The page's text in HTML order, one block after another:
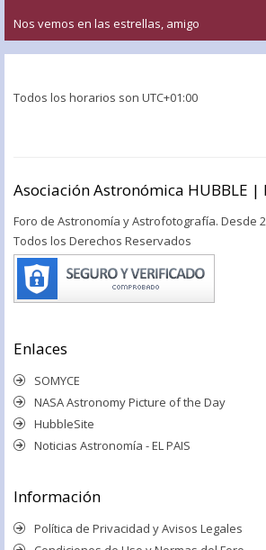
Nos vemos en las estrellas, amigo
Todos los horarios son UTC+01:00
Asociación Astronómica HUBBLE |
Foro de Astronomía y Astrofotografía. Desde
Todos los Derechos Reservados
Enlaces
SOMYCE
NASA Astronomy Picture of the Day
HubbleSite
Noticias Astronomía - EL PAIS
Información
Política de Privacidad y Avisos Legales